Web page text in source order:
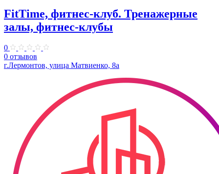
FitTime, фитнес-клуб. Тренажерные
залы, фитнес-клубы
0
0 отзывов
г.Лермонтов, улица Матвиенко, 8а